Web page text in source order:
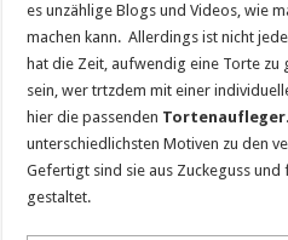
es unzählige Blogs und Videos, wie
machen kann. Allerdings ist nicht
hat die Zeit, aufwendig eine Torte zu
sein, wer trtzdem mit einer
hier die passenden Tortenaufleger
unterschiedlichsten Motiven zu den
Gefertigt sind sie aus Zuckeguss
gestaltet.